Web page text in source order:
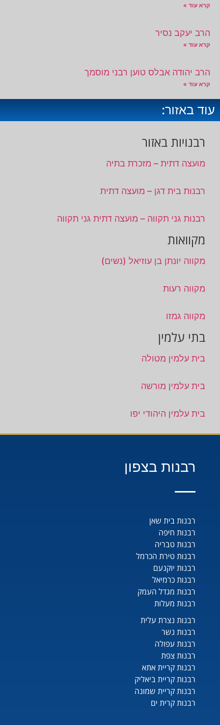
קרא עוד »
הרב יעקב נסיר
קרא עוד »
הרב יהודה אבלס טוען רבני מוסמך
קרא עוד »
עוד באזור:
רבנויות באזור
מועצה דתית – מזכרת בתיה
רבנות בית דגן – מועצה דתית
רבנות גני תקווה – מועצה דתית גני תקווה
מקוואות
מקווה יונתן בן עוזיאל (נשים)
מקווה רעות
מקווה גמזו
בתי עלמין
בית עלמין מטולה
בית עלמין מורשה
בית עלמין היהודי יפו
רבנות בצפון
רבנות בית שאן
רבנות חיפה
רבנות טבריה
רבנות טירת הכרמל
רבנות יוקנעם
רבנות כרמיאל
רבנות מגדל העמק
רבנות מעלות
רבנות נצרת עלית
רבנות נשר
רבנות עפולה
רבנות צפת
רבנות קריית אתא
רבנות קריית ביאליק
רבנות קריית שמונה
רבנות קרית ים